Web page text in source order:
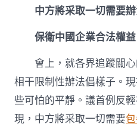
中方將采取一切需要
保衛中國企業合法權益
會上，就各界追蹤關
相干限制性辦法倡樣子。
些可怕的平靜。議首例反
現，中方將采取一切需要